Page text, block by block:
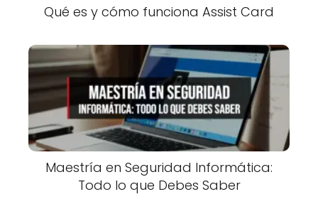
Qué es y cómo funciona Assist Card
Maestría en Seguridad Informática:
Todo lo que Debes Saber